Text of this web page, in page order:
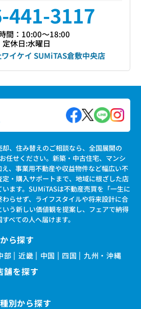
441-3117
間：10:00〜18:00
定休日:水曜日
イケイ SUMiTAS倉敷中央店
、住み替えのご相談なら、全国展開の
任せください。新築・中古住宅、マンシ
、事業用不動産や収益物件など幅広い不
・購入サポートまで、地域に根ざした店
ます。SUMiTASは不動産売買を「一生に
らせず、ライフスタイルや将来設計に合
う新しい価値観を提案し、フェアで納得
べての人へ届けます。
ら探す
部 近畿 中国 四国 九州・沖縄
舗を探す
別から探す